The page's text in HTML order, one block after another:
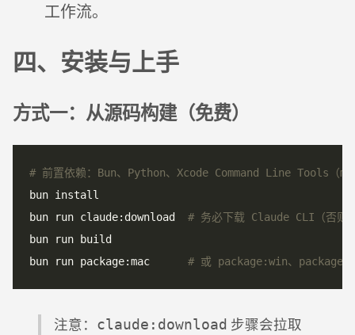
工作流。
四、安装与上手
方式一：从源码构建（免费）
# 前置依赖：Bun、Python、Xcode Command Line Tools（
bun run claude:download # 务必下载 Claude CLI（否则
bun run package:mac # 或 package:win、
注意： claude:download 步骤会拉取